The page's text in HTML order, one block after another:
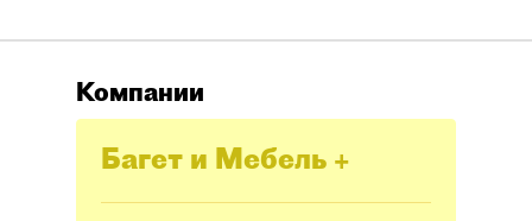
Компании
Багет и Мебель +